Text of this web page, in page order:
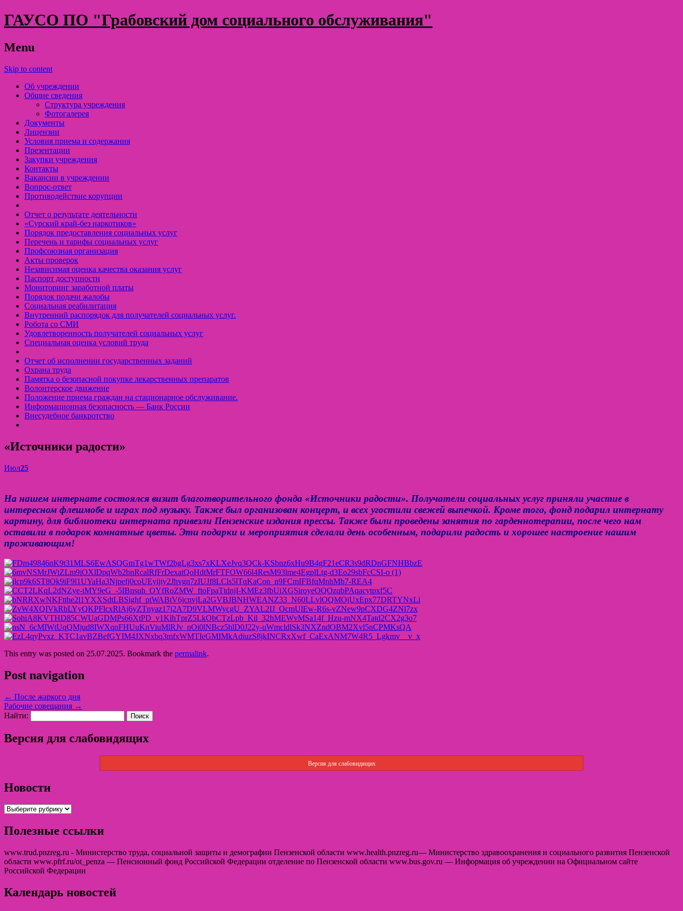
ГАУСО ПО "Грабовский дом социального обслуживания"
Menu
Skip to content
Об учреждении
Общие сведения
Структура учреждения
Фотогалерея
Документы
Лицензии
Условия приема и содержания
Презентации
Закупки учреждения
Контакты
Вакансии в учреждении
Вопрос-ответ
Противодействие корупции
Отчет о результате деятельности
«Cурский край-без наркотиков»
Порядок предоставления социальных услуг
Перечень и тарифы социальных услуг
Профсоюзная организация
Акты проверок
Независимая оценка качества оказания услуг
Паспорт доступности
Мониторинг заработной платы
Порядок подачи жалобы
Социальная реабилитация
Внутренний распорядок для получателей социальных услуг.
Робота со СМИ
Удовлетворенность получателей социальных услуг
Специальная оценка условий труда
Отчет об исполнении государственных заданий
Охрана труда
Памятка о безопасной покупке лекарственных препаратов
Волонтерское движение
Положение приема граждан на стационарное обслуживание.
Информационная безопасность — Банк России
Внесудебное банкротство
«Источники радости»
Июл25
На нашем интернате состоялся визит благотворительного фонда «Источники радости». Получатели социальных услуг приняли участие в
интересном флешмобе и играх под музыку. Также был организован концерт, и всех угостили свежей выпечкой. Кроме того, фонд подарил интернату
картину, для библиотеки интерната привезли Пензенские издания прессы. Также были проведены занятия по гарденнотерапии, после чего нам
оставили в подарок комнатные цветы. Эти подарки и мероприятия сделали день особенным, подарили радость и хорошее настроение нашим
проживающим!
This entry was posted on 25.07.2025. Bookmark the permalink.
Post navigation
← После жаркого дня
Рабочие совещания →
Найти:
Версия для слабовидящих
Версия для слабовидящих
Новости
Полезные ссылки
www.trud.pnzreg.ru - Министерство труда, социальной защиты и демографии Пензенской области www.health.pnzreg.ru— Министерство здравоохранения и социального развития Пензенской
области www.pfrf.ru/ot_penza — Пенсионный фонд Российской Федерации отделение по Пензенской области www.bus.gov.ru — Информация об учреждении на Официальном сайте
Российской Федерации
Календарь новостей